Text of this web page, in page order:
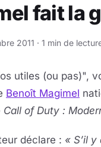
fait la
2011 · 1 min de
utiles (ou pas)",
Benoît Magimel
Call of Duty :
déclare : « S’il